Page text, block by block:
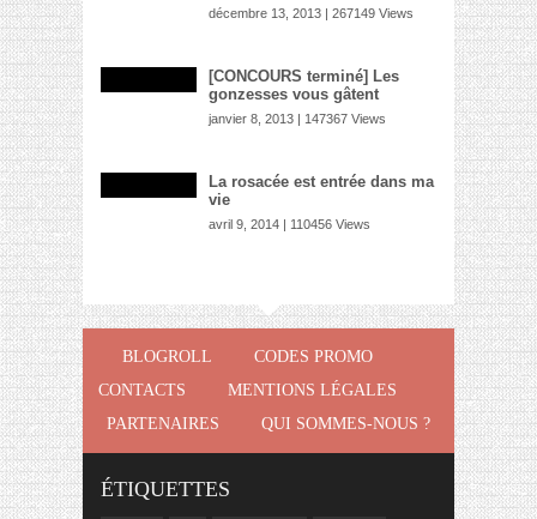
décembre 13, 2013 | 267149 Views
[CONCOURS terminé] Les
gonzesses vous gâtent
janvier 8, 2013 | 147367 Views
La rosacée est entrée dans ma
vie
avril 9, 2014 | 110456 Views
BLOGROLL
CODES PROMO
CONTACTS
MENTIONS LÉGALES
PARTENAIRES
QUI SOMMES-NOUS ?
ÉTIQUETTES